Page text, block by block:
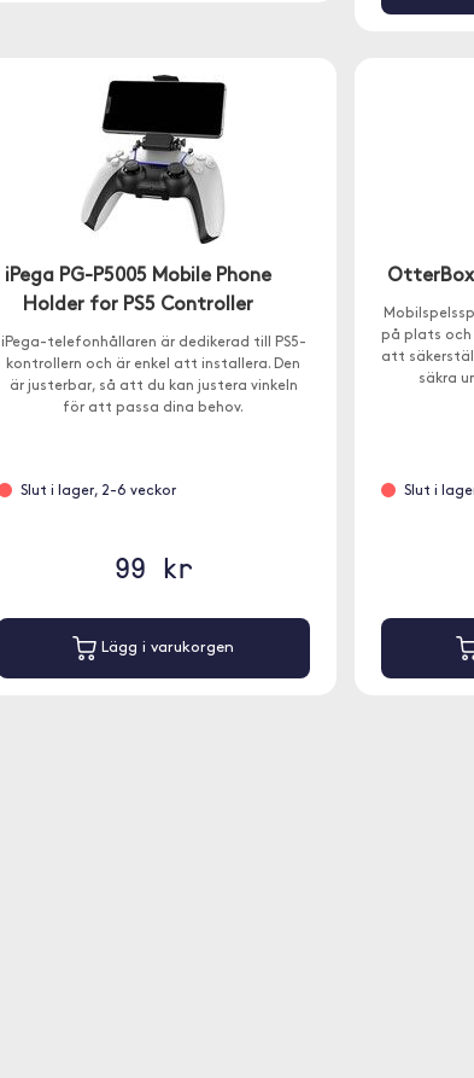
iPega PG-P5005 Mobile Phone
Holder for PS5 Controller
iPega-telefonhållaren är dedikerad till PS5-
kontrollern och är enkel att installera. Den
är justerbar, så att du kan justera vinkeln
för att passa dina behov.
Slut i lager, 2-6 veckor
99 kr
Lägg i varukorgen
på plats
att
säkra
Slut i